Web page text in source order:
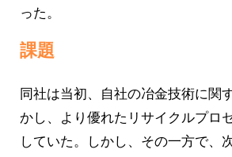
った。
課題
同社は当初、自社の冶金技術に関
かし、より優れたリサイクルプロ
していた。しかし、その一方で、